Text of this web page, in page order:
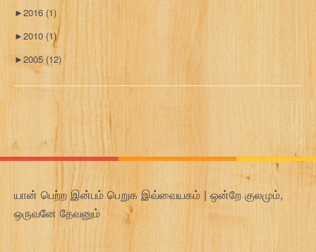
►2016 (1)
►2010 (1)
►2005 (12)
யான் பெற்ற இன்பம் பெறுக இவ்வையகம் | ஒன்றே குலமும்,
ஒருவனே தேவனும்